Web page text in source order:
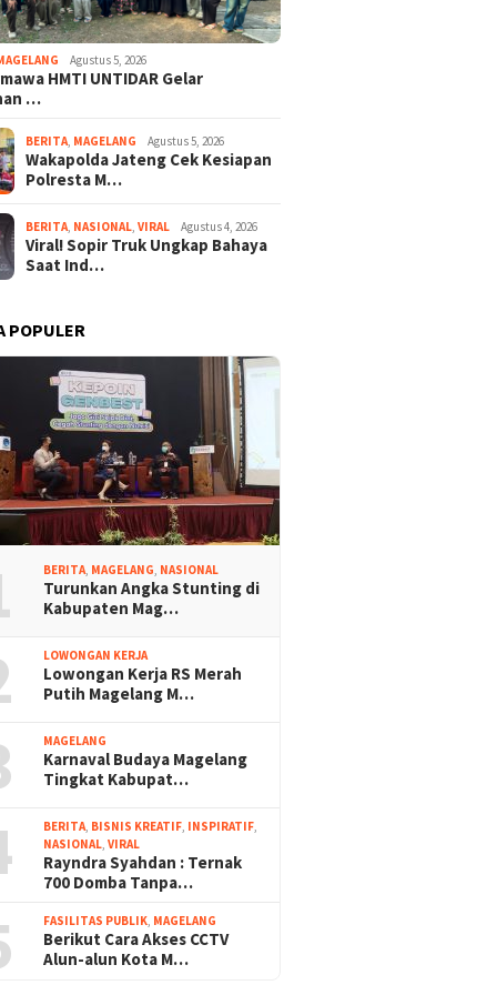
Digaji
Agustus 5, 2026
HMTI UNTIDAR Gelar
…
BERITA, MAGELANG Agustus 5, 2026
Wakapolda Jateng Cek Kesiapan
Polresta M…
BERITA, NASIONAL,VIRAL Agustus 4, 2026
Viral! Sopir Truk Ungkap Bahaya
Saat Ind…
POPULER
BERITA MAGELANG NASIONAL
Turunkan Angka Stunting di
Kabupaten Mag…
LOWONGAN KERJA
Lowongan Kerja RS Merah
Putih Magelang M…
MAGELANG
Karnaval Budaya Magelang
Tingkat Kabupat…
BERITA BISNIS KREATIF INSPIRATIF
NASIONAL ,VIRAL
Rayndra Syahdan : Ternak
700 Domba Tanpa…
FASILITAS PUBLIK MAGELANG
Berikut Cara Akses CCTV
Alun-alun Kota M…